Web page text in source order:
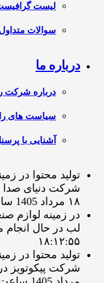
لیست
سوالات متداول
درباره ما
درباره شرکت
سیاست های
آشنایی با
تولید محتوا در
شرکت دنیای صدا
۱۸ مرداد 1405 ساعت ۱۸:۱۸:۰۹
در زمینه لوازم
۱۸:۱۲:۵۵
تولید محتوا در